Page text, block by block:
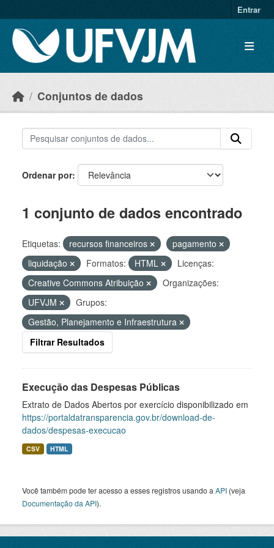
Entrar
Conjuntos de dados
Ordenar por
1 conjunto de dados encontrado
Etiquetas: recursos financeiros
pagamento
liquidação
Formatos: HTML
Licenças:
Creative Commons Atribuição
Organizações:
UFVJM
Grupos:
Gestão, Planejamento e Infraestrutura
Filtrar Resultados
Execução das Despesas Públicas
Extrato de Dados Abertos por exercício disponibilizado em
https://portaldatransparencia.gov.br/download-de-
dados/despesas-execucao
CSV HTML
Você também pode ter acesso a esses registros usando a API (veja
Documentação da API).